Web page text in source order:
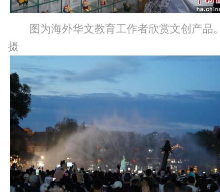
图为海外华文教育工作者欣赏文创产品
摄